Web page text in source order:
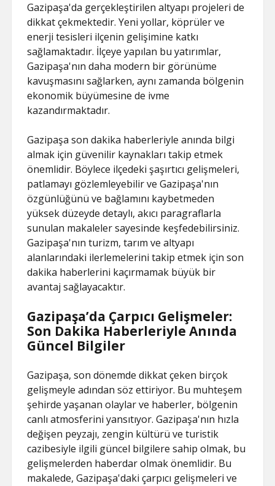
Gazipaşa'da gerçekleştirilen altyapı projeleri de
dikkat çekmektedir. Yeni yollar, köprüler ve
enerji tesisleri ilçenin gelişimine katkı
sağlamaktadır. İlçeye yapılan bu yatırımlar,
Gazipaşa'nın daha modern bir görünüme
kavuşmasını sağlarken, aynı zamanda bölgenin
ekonomik büyümesine de ivme
kazandırmaktadır.
Gazipaşa son dakika haberleriyle anında bilgi
almak için güvenilir kaynakları takip etmek
önemlidir. Böylece ilçedeki şaşırtıcı gelişmeleri,
patlamayı gözlemleyebilir ve Gazipaşa'nın
özgünlüğünü ve bağlamını kaybetmeden
yüksek düzeyde detaylı, akıcı paragraflarla
sunulan makaleler sayesinde keşfedebilirsiniz.
Gazipaşa'nın turizm, tarım ve altyapı
alanlarındaki ilerlemelerini takip etmek için son
dakika haberlerini kaçırmamak büyük bir
avantaj sağlayacaktır.
Gazipaşa’da Çarpıcı Gelişmeler:
Son Dakika Haberleriyle Anında
Güncel Bilgiler
Gazipaşa, son dönemde dikkat çeken birçok
gelişmeyle adından söz ettiriyor. Bu muhteşem
şehirde yaşanan olaylar ve haberler, bölgenin
canlı atmosferini yansıtıyor. Gazipaşa'nın hızla
değişen peyzajı, zengin kültürü ve turistik
cazibesiyle ilgili güncel bilgilere sahip olmak, bu
gelişmelerden haberdar olmak önemlidir. Bu
makalede, Gazipaşa'daki çarpıcı gelişmeleri ve